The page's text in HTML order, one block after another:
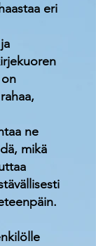
eri
ne
mikä